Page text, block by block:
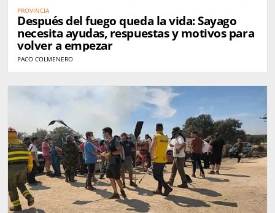
PROVINCIA
Después del fuego queda la vida: Sayago
necesita ayudas, respuestas y motivos para
volver a empezar
PACO COLMENERO